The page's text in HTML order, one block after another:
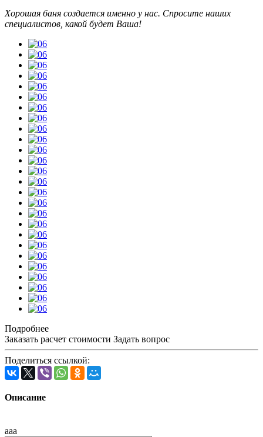
Хорошая баня создается именно у нас. Спросите наших
специалистов , какой будет Ваша!
Подробнее
Заказать расчет стоимости Задать вопрос
Поделиться ссылкой:
Описание
ааа